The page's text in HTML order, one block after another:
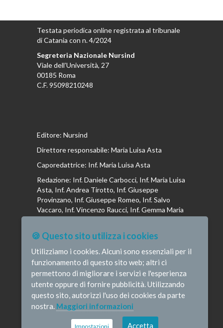
Testata periodica online registrata al tribunale
di Catania con n. 4/2024
Segreteria Nazionale Nursind
Viale dell’Università, 27
00185 Roma
C.F. 95098210248
Editore: Nursind
Direttore responsabile: Maria Luisa Asta
Caporedattrice: Inf. Maria Luisa Asta
Redazione: Inf. Daniele Carbocci, Inf. Maria Luisa
Asta, Inf. Andrea Tirotto, Inf. Giuseppe
Provinzano, Inf. Giuseppe Romeo, Inf. Salvo
Vaccaro, Inf. Vincenzo Raucci, Inf. Gemma Maria
Altavilla, Inf. Stefano Barone , Inf. Donato Cosi,
Inf. Romina Iannuzzi, Inf. Fausta Pileri
© Infermieristicamente - e-mail:
redazione@infermieristicamente.it
Disclaimer
🍪 Questo sito utilizza i cookies
Utilizziamo i cookies. Alcuni sono essenziali per il
funzionamento di questo sito web; altri ci
permettono di migliorare i servizi e l'esperienza
utente oppure di fornire pubblicità. Utilizzando
questo sito, autorizzi l'uso dei cookies da parte
nostra. Maggiori informazioni
Impostazioni Accetta